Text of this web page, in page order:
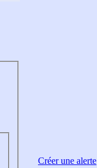
Créer une alerte